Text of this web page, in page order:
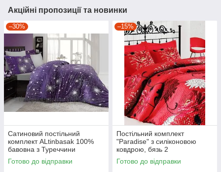
Акційні пропозиції та новинки
–30%
Сатиновий постільний
комплект ALtinbasak 100%
бавовна з Туреччини
двоспальний - євро
Готово до відправки
–15%
Постільний комплект
"Paradise" з силіконовою
ковдрою, бязь 2
Готово до відправки